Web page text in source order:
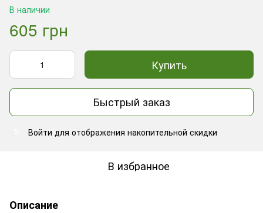
В наличии
605 грн
Купить
Быстрый заказ
Войти для отображения накопительной скидки
В избранное
Описание